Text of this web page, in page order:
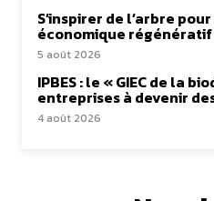
S’inspirer de l’arbre
économique
5 août 2026
IPBES : le « GIEC de la
entreprises à devenir
4 août 2026